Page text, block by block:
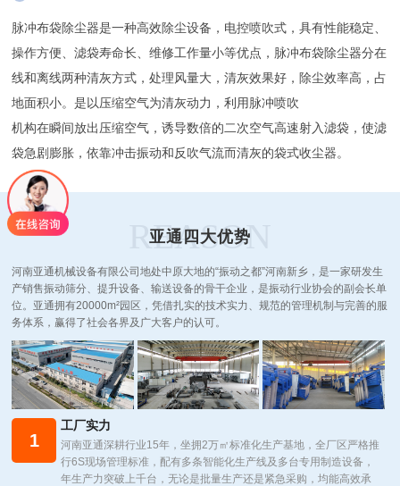
脉冲布袋除尘器是一种高效除尘设备，电控喷吹式，具有性能稳定、
操作方便、滤袋寿命长、维修工作量小等优点，脉冲布袋除尘器分在
线和离线两种清灰方式，处理风量大，清灰效果好，除尘效率高，占
地面积小。是以压缩空气为清灰动力，利用脉冲喷吹
机构在瞬间放出压缩空气，诱导数倍的二次空气高速射入滤袋，使滤
袋急剧膨胀，依靠冲击振动和反吹气流而清灰的袋式收尘器。
REASON
亚通四大优势
河南亚通机械设备有限公司地处中原大地的“振动之都”河南新乡，是一家研发生
产销售振动筛分、提升设备、输送设备的骨干企业，是振动行业协会的副会长单
位。亚通拥有20000m²园区，凭借扎实的技术实力、规范的管理机制与完善的服
务体系，赢得了社会各界及广大客户的认可。
1
工厂实力
河南亚通深耕行业15年，坐拥2万㎡标准化生产基地，全厂区严格推
行6S现场管理标准，配有多条智能化生产线及多台专用制造设备，
年生产力突破上千台，无论是批量生产还是紧急采购，均能高效承